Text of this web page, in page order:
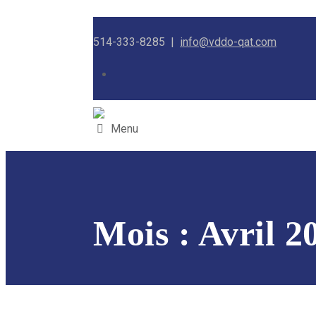
514-333-8285 | info@vddo-qat.com
Menu
Mois : Avril